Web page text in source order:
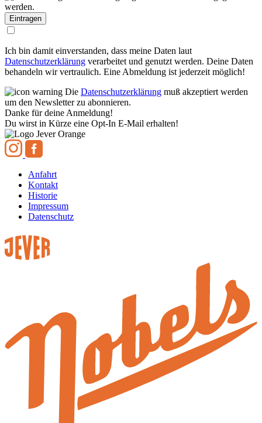
werden.
Ich bin damit einverstanden, dass meine Daten laut
Datenschutzerklärung verarbeitet und genutzt werden. Deine Daten
behandeln wir vertraulich. Eine Abmeldung ist jederzeit möglich!
Die Datenschutzerklärung muß akzeptiert werden
um den Newsletter zu abonnieren.
Danke für deine Anmeldung!
Du wirst in Kürze eine Opt-In E-Mail erhalten!
Anfahrt
Kontakt
Historie
Impressum
Datenschutz